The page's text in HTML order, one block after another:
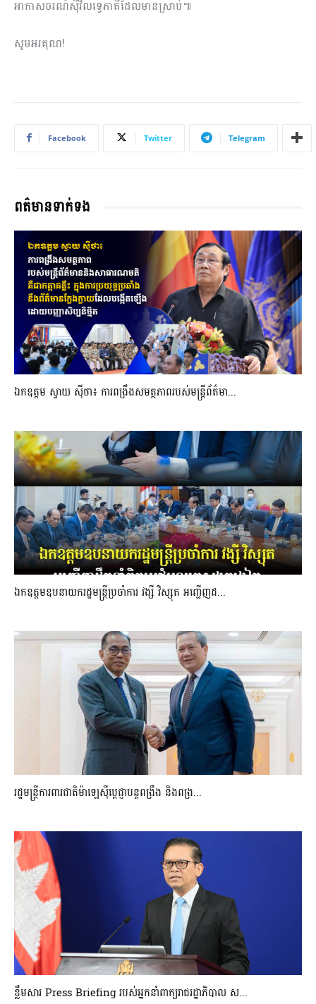
អាកាសចរណ៍ស៊ីវិលទ្វេភាគីដែលមានស្រាប់៕
សូមអរគុណ!
Facebook Twitter Telegram
ពត៌មានទាក់ទង
ឯកឧត្តម ស្វាយ ស៊ីថា៖ ការពង្រឹងសមត្ថភាពរបស់មន្ត្រីព័ត៌មា...
ឯកឧត្តមឧបនាយករដ្ឋមន្រ្តីប្រចាំការ វង្សី វិស្សុត អញ្ជើញដ...
រដ្ឋមន្ត្រីការពារជាតិម៉ាឡេស៊ីប្ដេជ្ញាបន្តពង្រឹង និងពង្រ...
ខ្លឹមសារ Press Briefing របស់អ្នកនាំពាក្យរាជរដ្ឋាភិបាល ស...